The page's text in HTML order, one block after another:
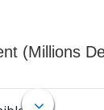
(Millions